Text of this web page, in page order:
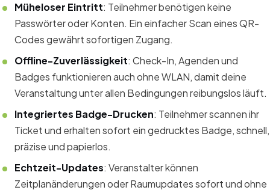
Müheloser Eintritt: Teilnehmer benötigen keine
Passwörter oder Konten. Ein einfacher Scan eines QR-
Codes gewährt sofortigen Zugang.
Offline-Zuverlässigkeit: Check-In, Agenden und
Badges funktionieren auch ohne WLAN, damit deine
Veranstaltung unter allen Bedingungen reibungslos läuft.
Integriertes Badge-Drucken: Teilnehmer scannen ihr
Ticket und erhalten sofort ein gedrucktes Badge, schnell,
präzise und papierlos.
Echtzeit-Updates: Veranstalter können
Zeitplanänderungen oder Raumupdates sofort und ohne